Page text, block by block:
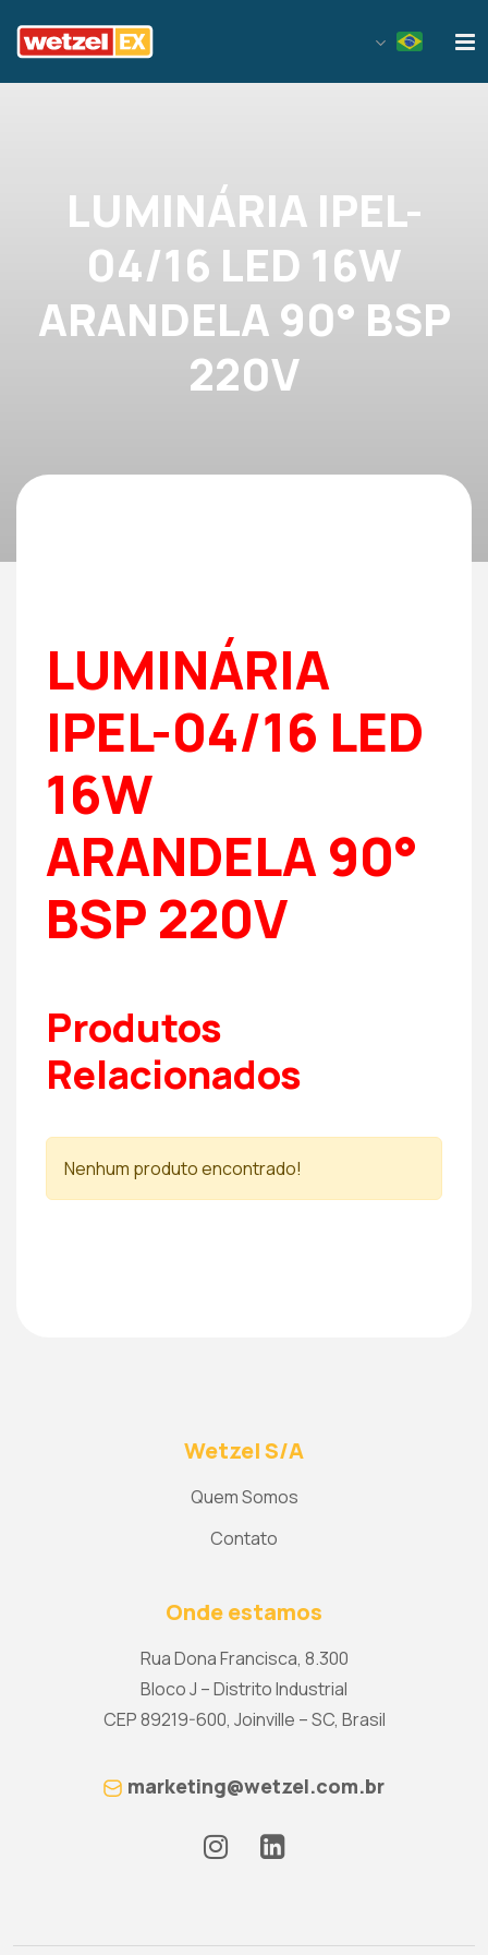
LUMINÁRIA IPEL-
04/16 LED 16W
ARANDELA 90° BSP
220V
LUMINÁRIA
IPEL-04/16 LED
16W
ARANDELA 90°
BSP 220V
Produtos
Relacionados
Nenhum produto encontrado!
Wetzel S/A
Quem Somos
Contato
Onde estamos
Rua Dona Francisca, 8.300
Bloco J – Distrito Industrial
CEP 89219-600, Joinville – SC, Brasil
marketing@wetzel.com.br